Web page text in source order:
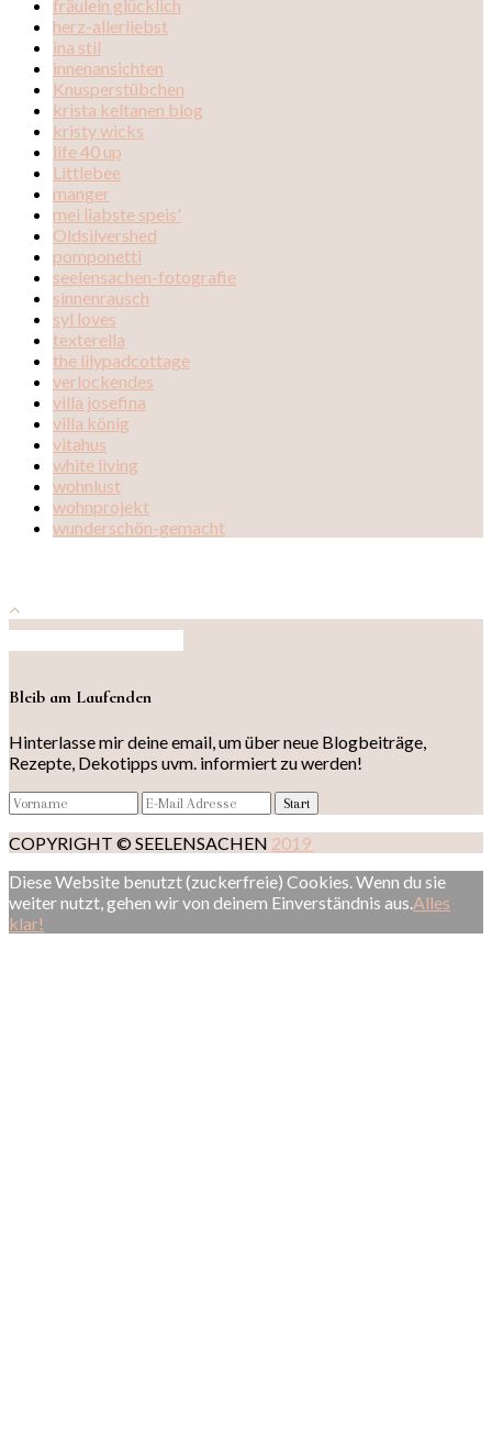
fräulein glücklich
herz-allerliebst
ina stil
innenansichten
Knusperstübchen
krista keltanen blog
kristy wicks
life 40 up
Littlebee
manger
mei liabste speis'
Oldsilvershed
pomponetti
seelensachen-fotografie
sinnenrausch
syl loves
texterella
the lilypadcottage
verlockendes
villa josefina
villa könig
vitahus
white living
wohnlust
wohnprojekt
wunderschön-gemacht
Bleib am Laufenden
Hinterlasse mir deine email, um über neue Blogbeiträge,
Rezepte, Dekotipps uvm. informiert zu werden!
COPYRIGHT © SEELENSACHEN 2019
Diese Website benutzt (zuckerfreie) Cookies. Wenn du sie
weiter nutzt, gehen wir von deinem Einverständnis aus. Alles
klar!